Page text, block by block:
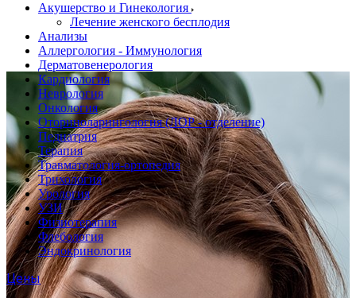
Акушерство и Гинекология
Лечение женского бесплодия
Анализы
Аллергология - Иммунология
Дерматовенерология
Кардиология
Неврология
Онкология
Оториноларингология (ЛОР - отделение)
Педиатрия
Терапия
Травматология-ортопедия
Трихология
Урология
УЗИ
Физиотерапия
Флебология
Эндокринология
Цены